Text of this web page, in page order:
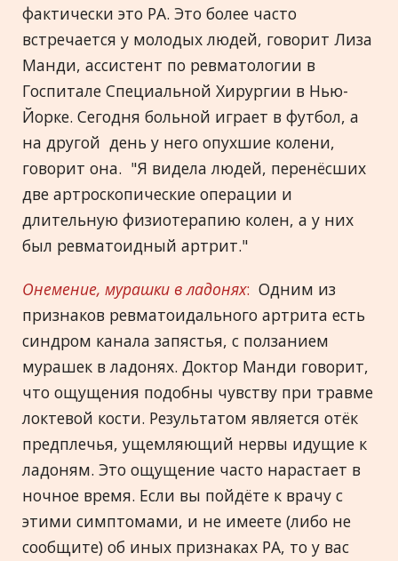
фактически это РА. Это более часто
встречается у молодых людей, говорит Лиза
Манди, ассистент по ревматологии в
Госпитале Специальной Хирургии в Нью-
Йорке. Сегодня больной играет в футбол, а
на другой день у него опухшие колени,
говорит она. "Я видела людей, перенёсших
две артроскопические операции и
длительную физиотерапию колен, а у них
был ревматоидный артрит."
Онемение, мурашки в ладонях: Oдним из
признаков ревматоидального артрита есть
синдром канала запястья, с ползанием
мурашек в ладонях. Доктор Манди говорит,
что ощущения подобны чувству при травме
локтевой кости. Результатом является отёк
предплечья, ущемляющий нервы идущие к
ладоням. Это ощущение часто нарастает в
ночное время. Если вы пойдёте к врачу с
этими симптомами, и не имеете (либо не
сообщите) об иных признаках РА, то у вас